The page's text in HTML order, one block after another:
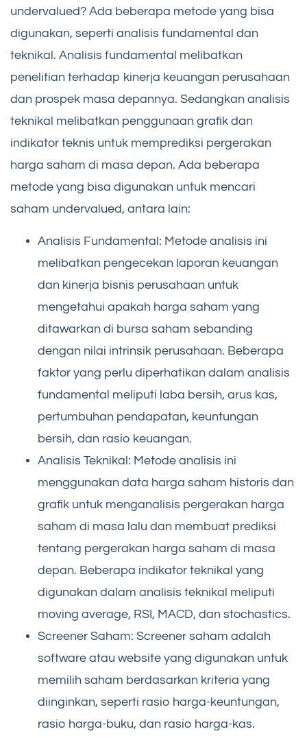
undervalued? Ada beberapa metode yang bisa
digunakan, seperti analisis fundamental dan
teknikal. Analisis fundamental melibatkan
penelitian terhadap kinerja keuangan perusahaan
dan prospek masa depannya. Sedangkan analisis
teknikal melibatkan penggunaan grafik dan
indikator teknis untuk memprediksi pergerakan
harga saham di masa depan. Ada beberapa
metode yang bisa digunakan untuk mencari
saham undervalued, antara lain:
Analisis Fundamental: Metode analisis ini
melibatkan pengecekan laporan keuangan
dan kinerja bisnis perusahaan untuk
mengetahui apakah harga saham yang
ditawarkan di bursa saham sebanding
dengan nilai intrinsik perusahaan. Beberapa
faktor yang perlu diperhatikan dalam analisis
fundamental meliputi laba bersih, arus kas,
pertumbuhan pendapatan, keuntungan
bersih, dan rasio keuangan.
Analisis Teknikal: Metode analisis ini
menggunakan data harga saham historis dan
grafik untuk menganalisis pergerakan harga
saham di masa lalu dan membuat prediksi
tentang pergerakan harga saham di masa
depan. Beberapa indikator teknikal yang
digunakan dalam analisis teknikal meliputi
moving average, RSI, MACD, dan stochastics.
Screener Saham: Screener saham adalah
software atau website yang digunakan untuk
memilih saham berdasarkan kriteria yang
diinginkan, seperti rasio harga-keuntungan,
rasio harga-buku, dan rasio harga-kas.